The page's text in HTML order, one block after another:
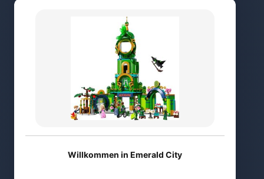
Willkommen in Emerald City